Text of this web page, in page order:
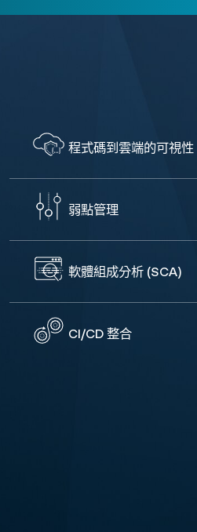
程式碼到雲端的可視性
弱點管理
軟體組成分析 (SCA)
CI/CD 整合